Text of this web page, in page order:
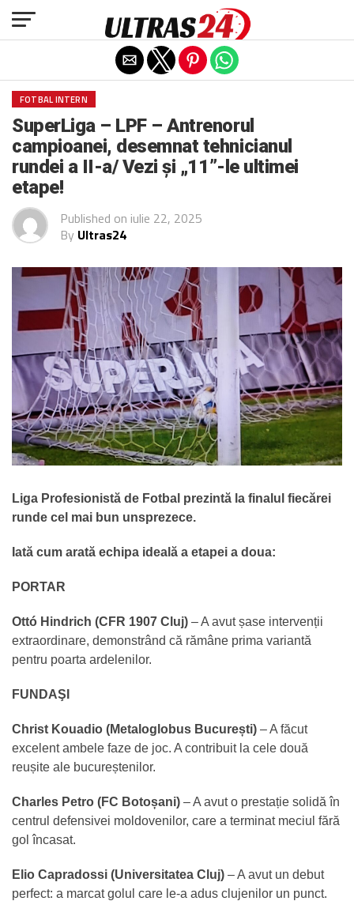
FOTBAL INTERN
SuperLiga – LPF – Antrenorul
campioanei, desemnat tehnicianul
rundei a II-a/ Vezi și „11”-le ultimei
etape!
Published on iulie 22, 2025
By Ultras24
Liga Profesionistă de Fotbal prezintă la finalul fiecărei
runde cel mai bun unsprezece.
Iată cum arată echipa ideală a etapei a doua:
PORTAR
Ottó Hindrich (CFR 1907 Cluj) – A avut șase intervenții
extraordinare, demonstrând că rămâne prima variantă
pentru poarta ardelenilor.
FUNDAŞI
Christ Kouadio (Metaloglobus București) – A făcut
excelent ambele faze de joc. A contribuit la cele două
reușite ale bucureștenilor.
Charles Petro (FC Botoșani) – A avut o prestație solidă în
centrul defensivei moldovenilor, care a terminat meciul fără
gol încasat.
Elio Capradossi (Universitatea Cluj) – A avut un debut
perfect: a marcat golul care le-a adus clujenilor un punct.
Exit mobile version